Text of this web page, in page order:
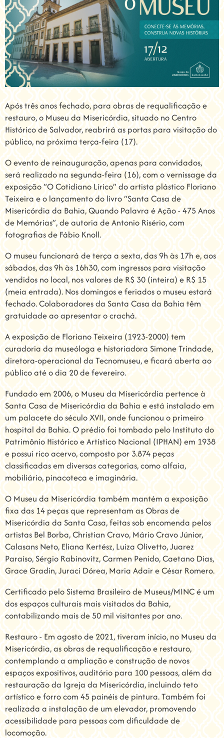
Após três anos fechado, para obras de requalificação e
restauro, o Museu da Misericórdia, situado no Centro
Histórico de Salvador, reabrirá as portas para visitação do
público, na próxima terça-feira (17).
O evento de reinauguração, apenas para convidados,
será realizado na segunda-feira (16), com o vernissage da
exposição “O Cotidiano Lírico” do artista plástico Floriano
Teixeira e o lançamento do livro “Santa Casa de
Misericórdia da Bahia, Quando Palavra é Ação - 475 Anos
de Memórias”, de autoria de Antonio Risério, com
fotografias de Fábio Knoll.
O museu funcionará de terça a sexta, das 9h às 17h e, aos
sábados, das 9h às 16h30, com ingressos para visitação
vendidos no local, nos valores de R$ 30 (inteira) e R$ 15
(meia entrada). Nos domingos e feriados o museu estará
fechado. Colaboradores da Santa Casa da Bahia têm
gratuidade ao apresentar o crachá.
A exposição de Floriano Teixeira (1923-2000) tem
curadoria da museóloga e historiadora Simone Trindade,
diretora-operacional da Tecnomuseu, e ficará aberta ao
público até o dia 20 de fevereiro.
Fundado em 2006, o Museu da Misericórdia pertence à
Santa Casa de Misericórdia da Bahia e está instalado em
um palacete do século XVII, onde funcionou o primeiro
hospital da Bahia. O prédio foi tombado pelo Instituto do
Patrimônio Histórico e Artístico Nacional (IPHAN) em 1938
e possui rico acervo, composto por 3.874 peças
classificadas em diversas categorias, como alfaia,
mobiliário, pinacoteca e imaginária.
O Museu da Misericórdia também mantém a exposição
fixa das 14 peças que representam as Obras de
Misericórdia da Santa Casa, feitas sob encomenda pelos
artistas Bel Borba, Christian Cravo, Mário Cravo Júnior,
Calasans Neto, Eliana Kertész, Luiza Olivetto, Juarez
Paraíso, Sérgio Rabinovitz, Carmen Penido, Caetano Dias,
Grace Gradin, Juraci Dórea, Maria Adair e César Romero.
Certificado pelo Sistema Brasileiro de Museus/MINC é um
dos espaços culturais mais visitados da Bahia,
contabilizando mais de 50 mil visitantes por ano.
Restauro - Em agosto de 2021, tiveram início, no Museu da
Misericórdia, as obras de requalificação e restauro,
contemplando a ampliação e construção de novos
espaços expositivos, auditório para 100 pessoas, além da
restauração da Igreja da Misericórdia, incluindo teto
artístico e forro com 45 painéis de pintura. Também foi
realizada a instalação de um elevador, promovendo
acessibilidade para pessoas com dificuldade de
locomoção.